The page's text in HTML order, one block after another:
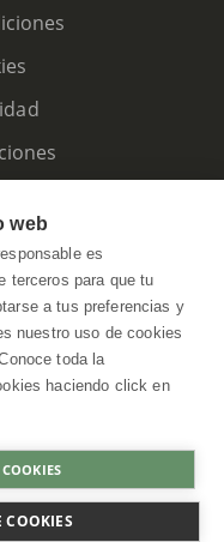
Reserved
web
es
terceros para que tu
a tus preferencias y
nuestro uso de cookies
toda la
haciendo click en
COOKIES